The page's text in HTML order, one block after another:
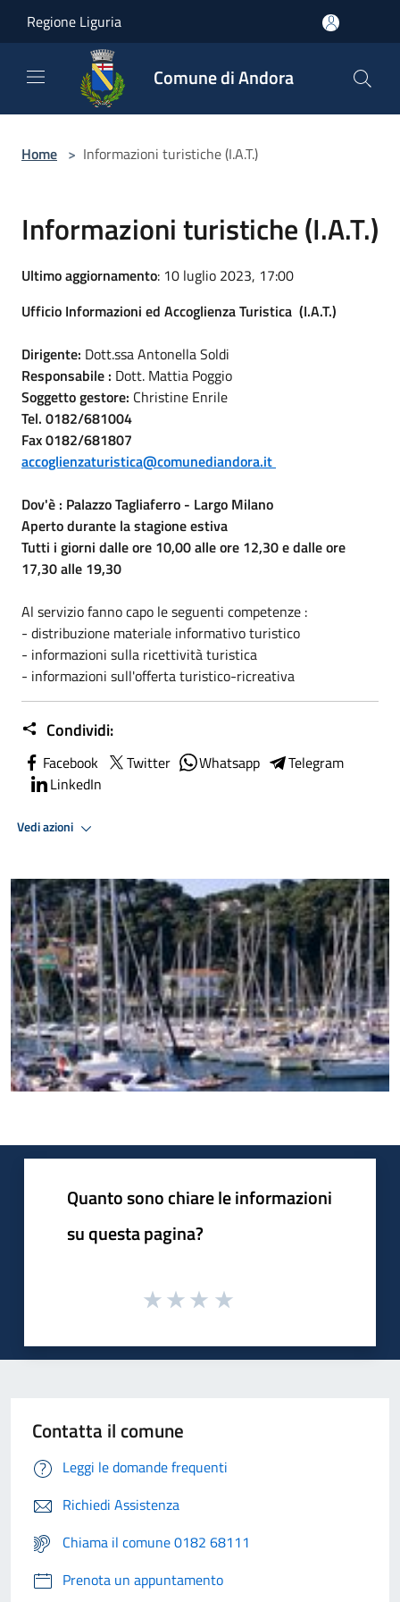
Regione Liguria
Comune di Andora
Home > Informazioni turistiche (I.A.T.)
Informazioni turistiche (I.A.T.)
Ultimo aggiornamento: 10 luglio 2023, 17:00
Ufficio Informazioni ed Accoglienza Turistica (I.A.T.)
Dirigente: Dott.ssa Antonella Soldi
Responsabile : Dott. Mattia Poggio
Soggetto gestore: Christine Enrile
Tel. 0182/681004
Fax 0182/681807
accoglienzaturistica@comunediandora.it
Dov'è : Palazzo Tagliaferro - Largo Milano
Aperto durante la stagione estiva
Tutti i giorni dalle ore 10,00 alle ore 12,30 e dalle ore
17,30 alle 19,30
Al servizio fanno capo le seguenti competenze :
- distribuzione materiale informativo turistico
- informazioni sulla ricettività turistica
- informazioni sull'offerta turistico-ricreativa
Condividi:
Facebook Twitter Whatsapp
Telegram
LinkedIn
Vedi azioni
Quanto sono chiare le informazioni
su questa pagina?
Contatta il comune
Leggi le domande frequenti
Richiedi Assistenza
Chiama il comune 0182 68111
Prenota un appuntamento